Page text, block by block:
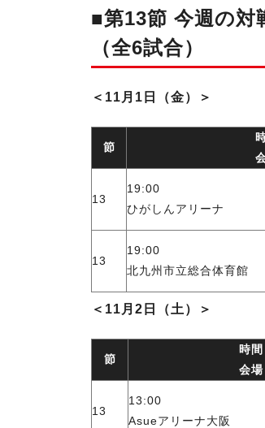
■第13節 今週の対
（全6試合）
＜11月1日（金）＞
節
13
19:00
ひがしんアリーナ
13
19:00
北九州市立総合体育館
＜11月2日（土）＞
節
時間
会場
13
13:00
Asueアリーナ大阪